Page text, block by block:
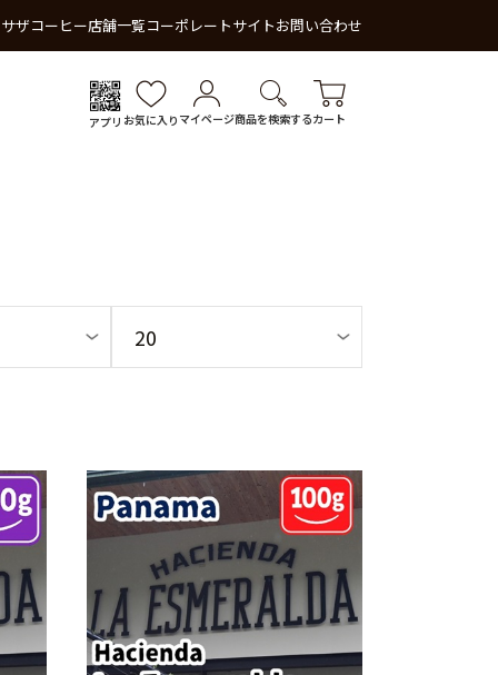
ザコーヒー店舗一覧コーポレートサイトお問い合わせ
アプリ お気に入り マイページ商品を検索するカート